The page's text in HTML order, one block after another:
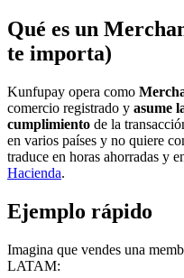
Qué es un
te importa)
Kunfupay opera como
comercio registrado y asume
cumplimiento de la
en varios países y no quiere
traduce en horas ahorradas y
Hacienda.
Ejemplo rápido
Imagina que vendes una
LATAM: